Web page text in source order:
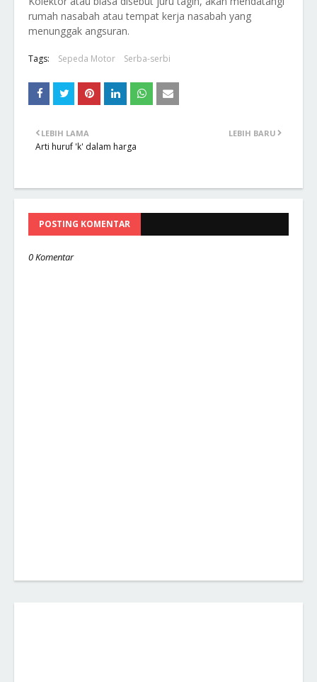
rumah nasabah atau tempat kerja nasabah yang
menunggak angsuran.
Tags: Sepeda Motor Serba-serbi
LEBIH BARU
LEBIH LAMA
Arti huruf 'k' dalam harga
POSTING KOMENTAR
0 Komentar